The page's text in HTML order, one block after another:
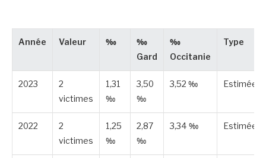
Année Valeur ‰
‰
Gard
‰
Occitanie
Type
2023
2
victimes
1,31
‰
3,50
‰
3,52 ‰ Estimée
2022
2
victimes
1,25
‰
2,87
‰
3,34 ‰ Estimée